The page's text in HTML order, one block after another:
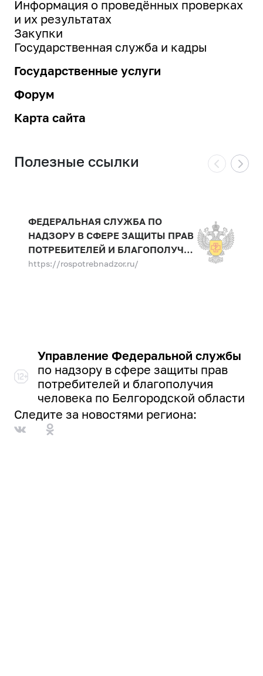
Информация о проведённых проверках
и их результатах
Закупки
Государственная служба и кадры
Государственные услуги
Форум
Карта сайта
Полезные ссылки
ФЕДЕРАЛЬНАЯ СЛУЖБА ПО
НАДЗОРУ В СФЕРЕ ЗАЩИТЫ ПРАВ
ПОТРЕБИТЕЛЕЙ И БЛАГОПОЛУЧИЯ
ЧЕЛОВЕКА
https://rospotrebnadzor.ru/
Управление Федеральной службы
по надзору в сфере защиты прав
потребителей и благополучия
человека по Белгородской области
Следите за новостями региона: